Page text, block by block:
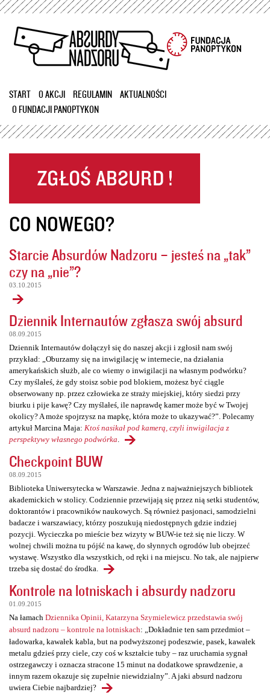
Przejdź
treści
START O AKCJI REGULAMIN
AKTUALNOŚCI
O FUNDACJI PANOPTYKON
CO NOWEGO?
Starcie Absurdów Nadzoru – jesteś na „tak”
czy na „nie”?
03.10.2015
Dziennik Internautów zgłasza swój absurd
08.09.2015
Dziennik Internautów dołączył się do naszej akcji i zgłosił nam swój
przykład: „Oburzamy się na inwigilację w internecie, na działania
amerykańskich służb, ale co wiemy o inwigilacji na własnym podwórku?
Czy myślałeś, że gdy stoisz sobie pod blokiem, możesz być ciągle
obserwowany np. przez człowieka ze straży miejskiej, który siedzi przy
biurku i pije kawę? Czy myślałeś, ile naprawdę kamer może być w Twojej
okolicy? A może spojrzysz na mapkę, która może to ukazywać?”. Polecamy
artykuł Marcina Maja: Ktoś nasikał pod kamerą, czyli inwigilacja z
perspektywy własnego podwórka
Checkpoint BUW
08.09.2015
Biblioteka Uniwersytecka w Warszawie. Jedna z najważniejszych bibliotek
akademickich w stolicy. Codziennie przewijają się przez nią setki studentów,
doktorantów i pracowników naukowych. Są również pasjonaci, samodzielni
badacze i warszawiacy, którzy poszukują niedostępnych gdzie indziej
pozycji. Wycieczka po mieście bez wizyty w BUW-ie też się nie liczy. W
wolnej chwili można tu pójść na kawę, do słynnych ogrodów lub obejrzeć
wystawę. Wszystko dla wszystkich, od ręki i na miejscu. No tak, ale najpierw
trzeba się dostać do środka.
Kontrole na lotniskach i absurdy nadzoru
01.09.2015
Na łamach Dziennika Opinii, Katarzyna Szymielewicz przedstawia swój
absurd nadzoru – kontrole na lotniskach: „Dokładnie ten sam przedmiot –
ładowarka, kawałek kabla, but na podwyższonej podeszwie, pasek, kawałek
metalu gdzieś przy ciele, czy coś w kształcie tuby – raz uruchamia sygnał
ostrzegawczy i oznacza stracone 15 minut na dodatkowe sprawdzenie, a
innym razem okazuje się zupełnie niewidzialny”. A jaki absurd nadzoru
uwiera Ciebie najbardziej?